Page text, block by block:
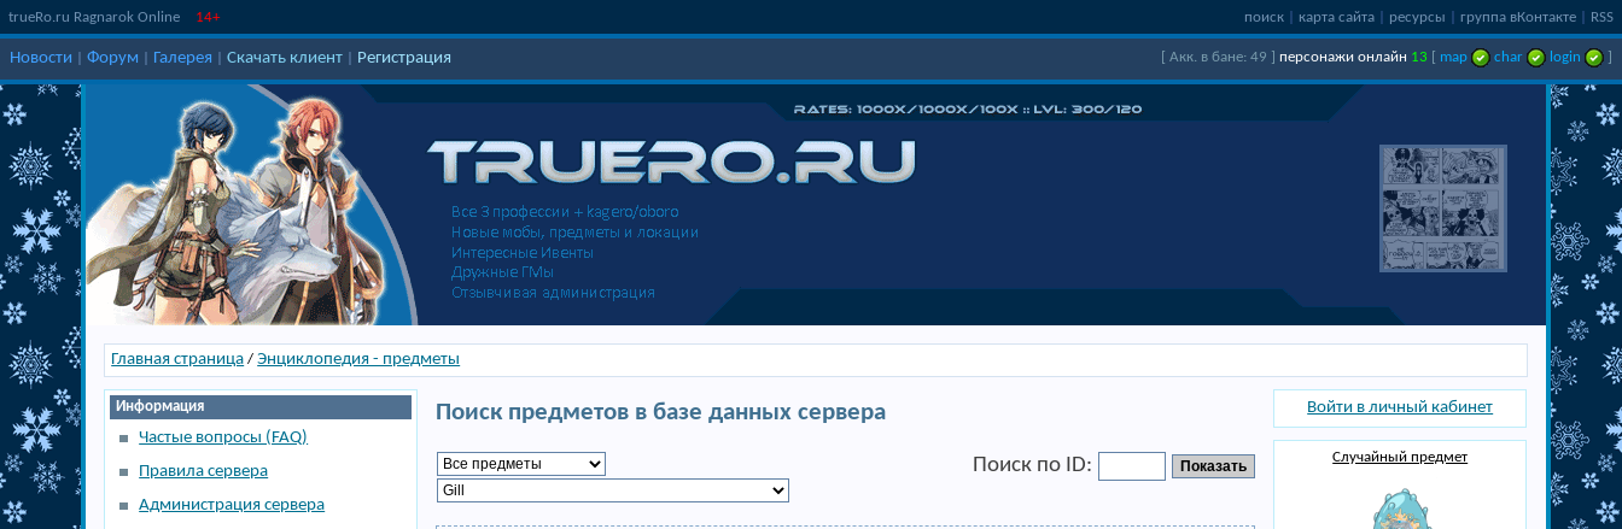
trueRo.ru Ragnarok Online 14+ поиск карта сайта ресурсы группа вКонтакте RSS
[ Акк. в бане: 49 ] персонажи онлайн 13 map char login
Новости Форум Галерея Скачать клиент Регистрация
Главная страница /Энциклопедия - предметы
Информация
Частые вопросы (FAQ)
Правила сервера
Администрация сервера
Поиск предметов в базе данных сервера
Поиск по ID:
Войти в личный кабинет
Случайный предмет